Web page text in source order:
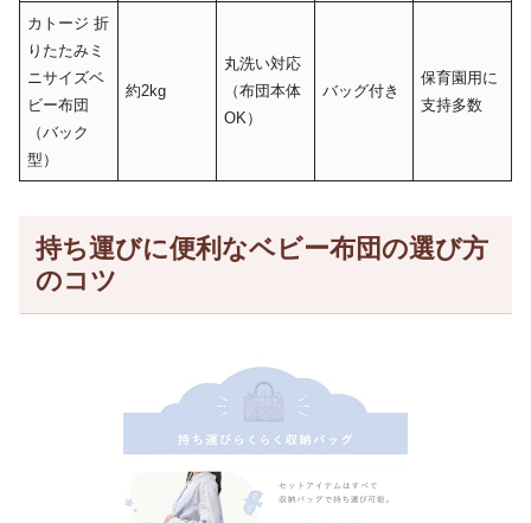
カトージ 折
りたたみミ
ニサイズベ
ビー布団
（バック
型）
約2kg
丸洗い対応
（布団本体
OK）
バッグ付き
保育園用に
支持多数
持ち運びに便利なベビー布団の選び方
のコツ